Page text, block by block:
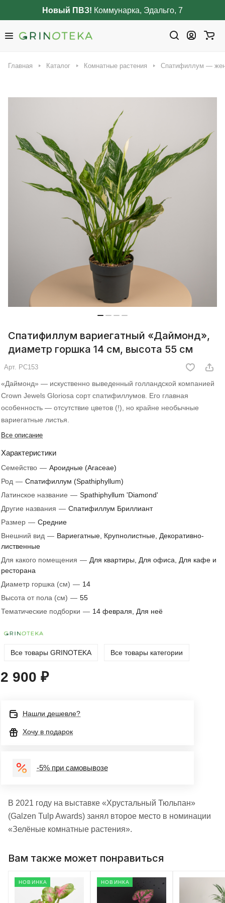
Новый ПВЗ! Коммунарка, Эдальго, 7
Главная Каталог Комнатные растения Спатифиллум —
Спатифиллум вариегатный «Даймонд»,
диаметр горшка 14 см, высота 55 см
Арт. РС153
«Даймонд» — искуственно выведенный голландской компанией
Crown Jewels Gloriosa сорт спатифиллумов. Его главная
особенность — отсутствие цветов (!), но крайне необычные
вариегатные листья.
Все описание
Характеристики
Семейство — Ароидные (Araceae)
Род — Спатифиллум (Spathiphyllum)
Латинское название — Spathiphyllum 'Diamond'
Другие названия — Спатифиллум Бриллиант
Размер — Средние
Внешний вид — Вариегатные, Крупнолистные, Декоративно-
лиственные
Для какого помещения — Для квартиры, Для офиса, Для кафе и
ресторана
Диаметр горшка (см) — 14
Высота от пола (см) — 55
Тематические подборки — 14 февраля, Для неё
Все товары GRINOTEKA Все товары категории
2 900 ₽
Нашли дешевле?
Хочу в подарок
-5% при самовывозе
В 2021 году на выставке «Хрустальный Тюльпан»
(Galzen Tulp Awards) занял второе место в номинации
«Зелёные комнатные растения».
Вам также может понравиться
НОВИНКА НОВИНКА